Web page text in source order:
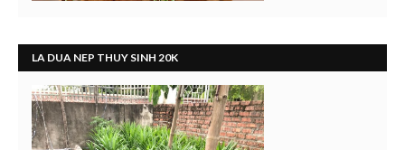
LA DUA NEP THUY SINH 20K